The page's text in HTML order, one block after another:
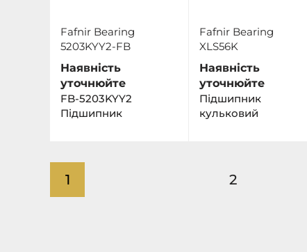
Fafnir Bearing
5203KYY2-FB
Наявність
уточнюйте
FB-5203KYY2
Пiдшипник
Fafnir Bearing
XLS56K
Наявність
уточнюйте
Підшипник
кульковий
1 2